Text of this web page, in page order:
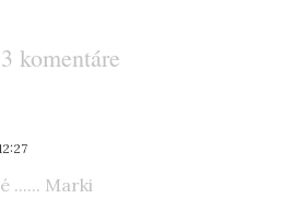
3 komentáre
...... Marki